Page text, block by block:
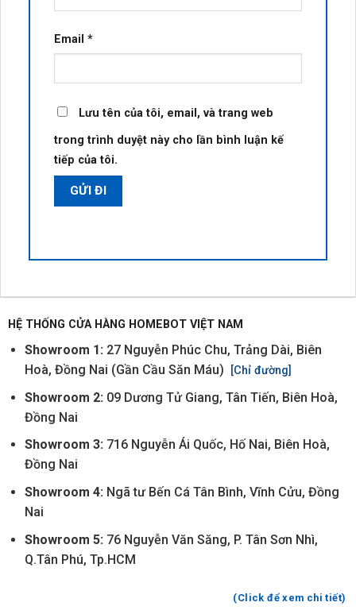
Email *
Lưu tên của tôi, email, và trang web
trong trình duyệt này cho lần bình luận kế
tiếp của tôi.
HỆ THỐNG CỬA HÀNG HOMEBOT VIỆT NAM
Showroom 1: 27 Nguyễn Phúc Chu, Trảng Dài, Biên
Hoà, Đồng Nai (Gần Cầu Săn Máu)
[Chỉ đường]
Showroom 2: 09 Dương Tử Giang, Tân Tiến, Biên Hoà,
Đồng Nai
Showroom 3:716 Nguyễn Ái Quốc, Hố Nai, Biên Hoà,
Đồng Nai
Showroom 4:Ngã tư Bến Cá Tân Bình, Vĩnh Cửu, Đồng
Nai
Showroom 5: 76 Nguyễn Văn Săng, P. Tân Sơn Nhì,
Q.Tân Phú, Tp.HCM
(Click để xem chi tiết)